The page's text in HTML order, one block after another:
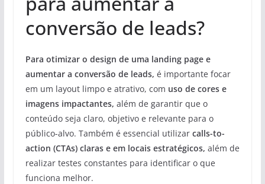
conversão de leads?
Para otimizar o design de uma landing page e
aumentar a conversão de leads, é importante focar
em um layout limpo e atrativo, com uso de cores e
imagens impactantes, além de garantir que o
conteúdo seja claro, objetivo e relevante para o
público-alvo. Também é essencial utilizar calls-to-
action (CTAs) claras e em locais estratégicos, além de
realizar testes constantes para identificar o que
funciona melhor.